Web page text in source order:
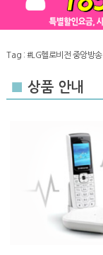
Tag : #LG헬로비전 중앙방송
■상품 안내